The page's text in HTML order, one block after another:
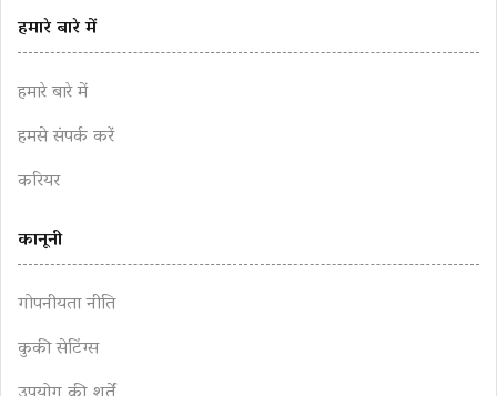
हमारे बारे में
हमारे बारे में
हमसे संपर्क करें
करियर
कानूनी
गोपनीयता नीति
कुकी सेटिंग्स